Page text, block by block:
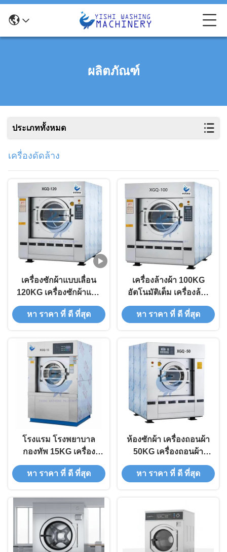
ผลิตภัณฑ์
ประเภททั้งหมด
เครื่องดัดล้าง
เครื่องซักผ้าแบบเลื่อน
120KG เครื่องซักผ้าแบบ
เลื่อนพาณิชย์ 750 RPM
/ นาที
หา ราคา ที่ ดี ที่สุด
เครื่องล้างผ้า 100KG
อัตโนมัติเต็ม เครื่องล้าง
ผ้า
หา ราคา ที่ ดี ที่สุด
โรงแรม โรงพยาบาล
กองทัพ 15KG เครื่อง
ล้างผ้า เครื่องล้างผ้า
เครื่องล้างผ้า
หา ราคา ที่ ดี ที่สุด
ห้องซักผ้า เครื่องถอนผ้า
50KG เครื่องถอนผ้า
อุตสาหกรรมอัตโนมัติ
เต็ม
หา ราคา ที่ ดี ที่สุด